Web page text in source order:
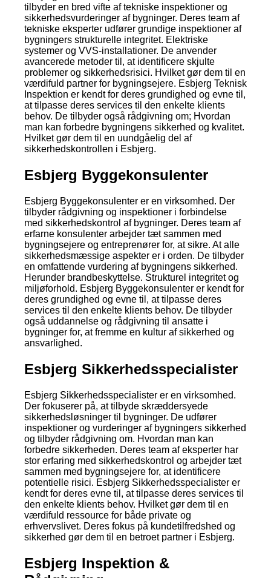
tilbyder en bred vifte af tekniske inspektioner og
sikkerhedsvurderinger af bygninger. Deres team af
tekniske eksperter udfører grundige inspektioner af
bygningers strukturelle integritet. Elektriske
systemer og VVS-installationer. De anvender
avancerede metoder til, at identificere skjulte
problemer og sikkerhedsrisici. Hvilket gør dem til en
værdifuld partner for bygningsejere. Esbjerg Teknisk
Inspektion er kendt for deres grundighed og evne til,
at tilpasse deres services til den enkelte klients
behov. De tilbyder også rådgivning om; Hvordan
man kan forbedre bygningens sikkerhed og kvalitet.
Hvilket gør dem til en uundgåelig del af
sikkerhedskontrollen i Esbjerg.
Esbjerg Byggekonsulenter
Esbjerg Byggekonsulenter er en virksomhed. Der
tilbyder rådgivning og inspektioner i forbindelse
med sikkerhedskontrol af bygninger. Deres team af
erfarne konsulenter arbejder tæt sammen med
bygningsejere og entreprenører for, at sikre. At alle
sikkerhedsmæssige aspekter er i orden. De tilbyder
en omfattende vurdering af bygningens sikkerhed.
Herunder brandbeskyttelse. Strukturel integritet og
miljøforhold. Esbjerg Byggekonsulenter er kendt for
deres grundighed og evne til, at tilpasse deres
services til den enkelte klients behov. De tilbyder
også uddannelse og rådgivning til ansatte i
bygninger for, at fremme en kultur af sikkerhed og
ansvarlighed.
Esbjerg Sikkerhedsspecialister
Esbjerg Sikkerhedsspecialister er en virksomhed.
Der fokuserer på, at tilbyde skræddersyede
sikkerhedsløsninger til bygninger. De udfører
inspektioner og vurderinger af bygningers sikkerhed
og tilbyder rådgivning om. Hvordan man kan
forbedre sikkerheden. Deres team af eksperter har
stor erfaring med sikkerhedskontrol og arbejder tæt
sammen med bygningsejere for, at identificere
potentielle risici. Esbjerg Sikkerhedsspecialister er
kendt for deres evne til, at tilpasse deres services til
den enkelte klients behov. Hvilket gør dem til en
værdifuld ressource for både private og
erhvervslivet. Deres fokus på kundetilfredshed og
sikkerhed gør dem til en betroet partner i Esbjerg.
Esbjerg Inspektion &